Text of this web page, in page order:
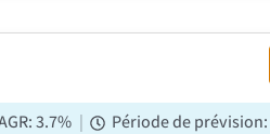
3.7% | Période de prévision: